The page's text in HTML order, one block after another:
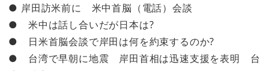
● 岸田訪米前に 米中首脳（電話）会談
● 米中は話し合いだが日本は?
● 日米首脳会談で岸田は何を約束するのか?
● 台湾で早朝に地震 岸田首相は迅速支援を表明 台